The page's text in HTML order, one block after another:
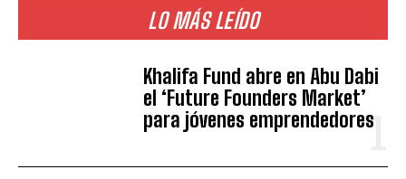
LO MÁS LEÍDO
Khalifa Fund abre en Abu Dabi
el ‘Future Founders Market’
para jóvenes emprendedores